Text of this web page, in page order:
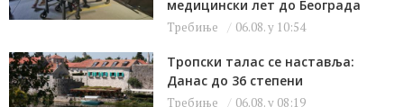
медицински лет до Београда
Требиње 06.08. у 10:54
Тропски талас се наставља:
Данас до 36 степени
Требиње 06.08. у 08:19